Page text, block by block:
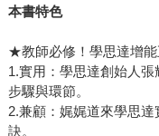
本書特色
★教師必修！學思達增
1.實用：學思達創始人
步驟與環節。
2.兼顧：娓娓道來學思
訣。